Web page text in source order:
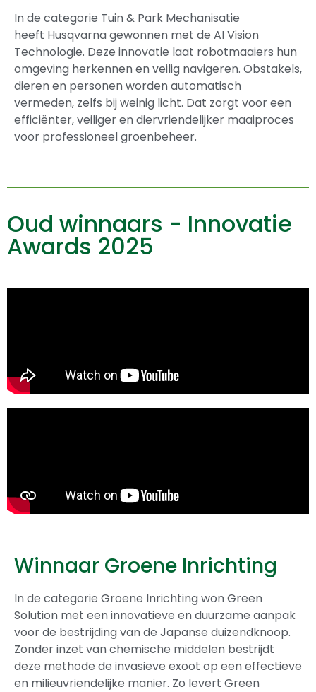
In de categorie Tuin & Park Mechanisatie
heeft Husqvarnagewonnen met de AI Vision
Technologie. Deze innovatie laat robotmaaiers hun
omgeving herkennen en veilig navigeren. Obstakels,
dieren en personen worden automatisch
vermeden, zelfs bij weinig licht. Dat zorgt voor een
efficiënter, veiliger en diervriendelijker maaiproces
voor professioneel groenbeheer.
Oud winnaars - Innovatie
Awards 2025
Winnaar Groene Inrichting
In de categorie Groene Inrichting won Green
Solution met een innovatieve en duurzame aanpak
voor de bestrijding van de Japanse duizendknoop.
Zonder inzet van chemische middelen bestrijdt
deze methode de invasieve exoot op een effectieve
en milieuvriendelijke manier. Zo levert Green